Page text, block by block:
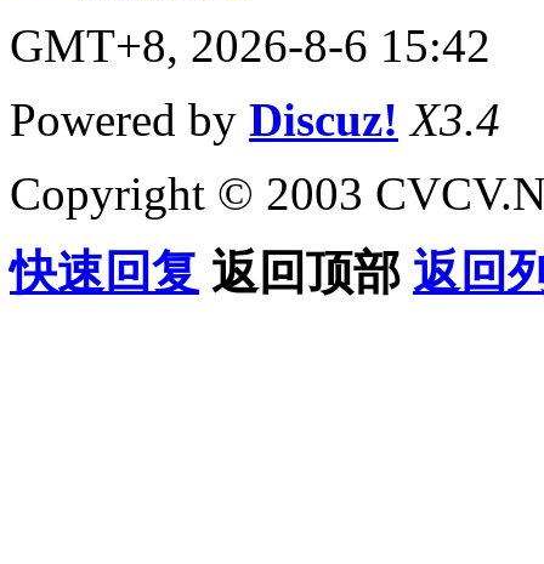
GMT+8, 2026-8-6 15:42
Powered by Discuz! X3.4
Copyright © 2003
快速回复 返回顶部 返回